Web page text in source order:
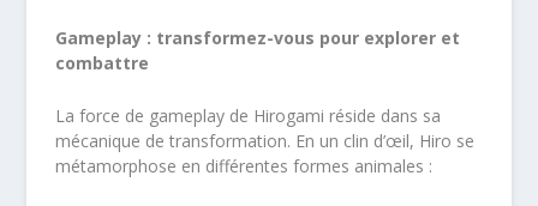
Gameplay : transformez-vous pour explorer et
combattre
La force de gameplay de Hirogami réside dans sa
mécanique de transformation. En un clin d’œil, Hiro se
métamorphose en différentes formes animales :